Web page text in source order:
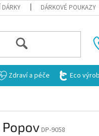
DÁRKY DÁRKOVÉ POUKAZY
HLEDAT
Zdraví a péče Eco
DP-9058